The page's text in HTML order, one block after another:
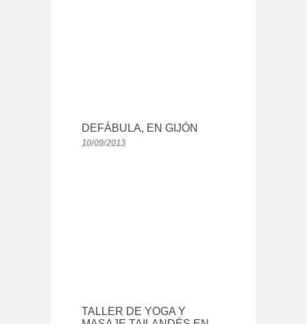
DEFÁBULA, EN GIJÓN
10/09/2013
TALLER DE YOGA Y